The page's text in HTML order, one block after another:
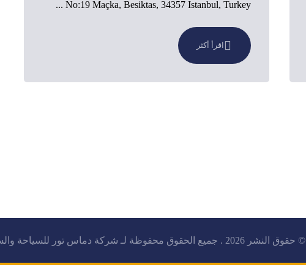
No:19 Maçka, Besiktas, 34357 Istanbul, Turkey ...
اقرأ أكثر
© حقوق النشر 2026 . جميع الحقوق محفوظة لـ شركة دماس تور للسياحة والسفر.